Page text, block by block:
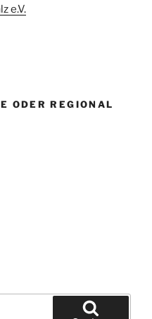
e.V.
ODER REGIONAL